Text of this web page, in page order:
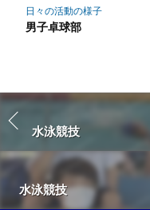
日々の活動の様子
男子卓球部
水泳競技
水泳競技